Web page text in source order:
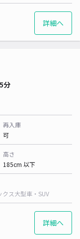
詳細へ
分
再入庫
可
高さ
185cm 以下
クス大型車・SUV
詳細へ